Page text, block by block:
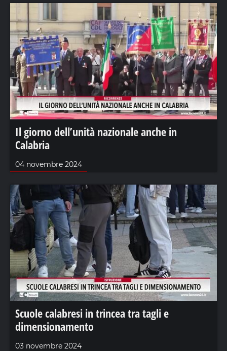
Il giorno dell’unità nazionale anche in
Calabria
04 novembre 2024
Scuole calabresi in trincea tra tagli e
dimensionamento
03 novembre 2024